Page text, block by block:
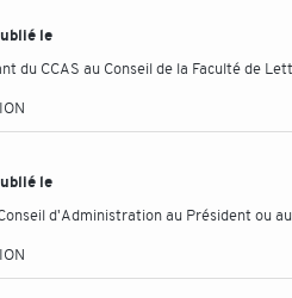
le
du CCAS au Conseil de la Faculté de
le
d'Administration au Président ou